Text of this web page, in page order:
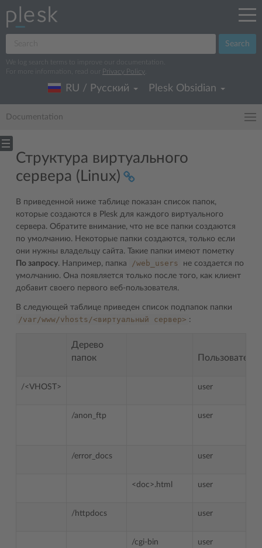
Search
We log search terms to improve our documentation.
For more information, read our
Privacy Policy
RU / Русский Plesk Obsidian
Documentation
Структура виртуального
сервера (Linux)
В приведенной ниже таблице показан список папок,
которые создаются в Plesk для каждого виртуального
сервера. Обратите внимание, что не все папки создаются
по умолчанию. Некоторые папки создаются, только если
они нужны владельцу сайта. Такие папки имеют пометку
По запросу. Например, папка /web_users
не создается по
умолчанию. Она появляется только после того, как клиент
добавит своего первого веб-пользователя.
В следующей таблице приведен список подпапок папки
/var/www/vhosts/<виртуальный сервер> :
Дерево
папок
Пользователь
/<VHOST> user
/anon_ftp user
/error_docs user
<doc>.html user
/httpdocs user
/cgi-bin user